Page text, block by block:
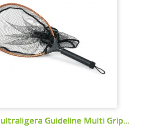
Guideline Multi Grip...